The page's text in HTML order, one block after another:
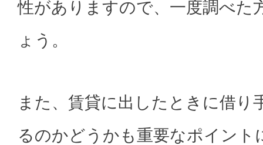
性がありますので、一度調べた
ょう。
また、賃貸に出したときに借り
るのかどうかも重要なポイント